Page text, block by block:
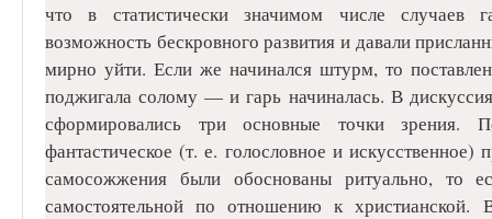
что в статистически значимом числе случаев
возможность бескровного развития и давали
мирно уйти. Если же начинался штурм, то
поджигала солому — и гарь начиналась. В
сформировались три основные точки зрения.
фантастическое (т. е. голословное и
самосожжения были обоснованы ритуально, то
самостоятельной по отношению к христианской.